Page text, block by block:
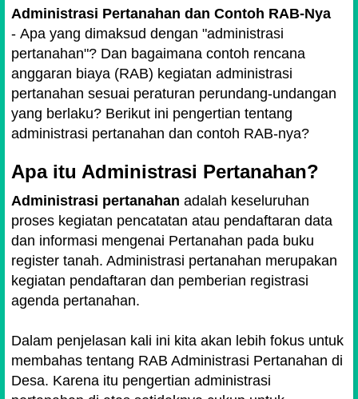
Administrasi Pertanahan dan Contoh RAB-Nya
- Apa yang dimaksud dengan "administrasi
pertanahan"? Dan bagaimana contoh rencana
anggaran biaya (RAB) kegiatan administrasi
pertanahan sesuai peraturan perundang-undangan
yang berlaku? Berikut ini pengertian tentang
administrasi pertanahan dan contoh RAB-nya?
Apa itu Administrasi Pertanahan?
Administrasi pertanahan adalah keseluruhan
proses kegiatan pencatatan atau pendaftaran data
dan informasi mengenai Pertanahan pada buku
register tanah. Administrasi pertanahan merupakan
kegiatan pendaftaran dan pemberian registrasi
agenda pertanahan.
Dalam penjelasan kali ini kita akan lebih fokus untuk
membahas tentang RAB Administrasi Pertanahan di
Desa. Karena itu pengertian administrasi